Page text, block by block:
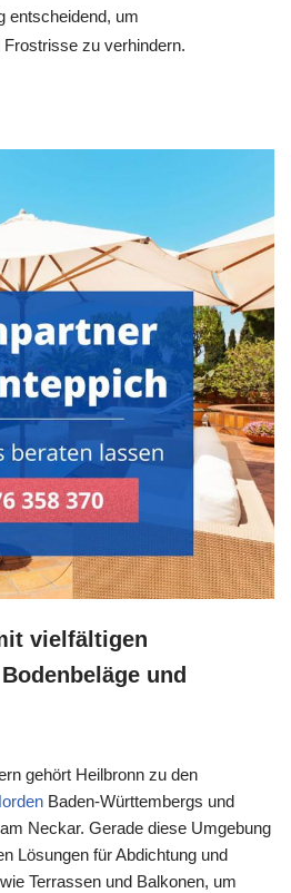
entscheidend, um
zu verhindern.
vielfältigen
und
gehört Heilbronn zu den
Baden-Württembergs und
Neckar. Gerade diese Umgebung
Lösungen für Abdichtung und
Terrassen und Balkonen, um